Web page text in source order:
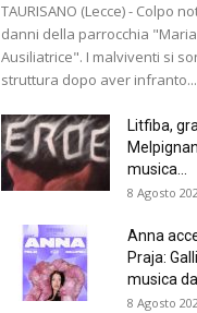
TAURISANO (Lecce) - Colpo
danni della parrocchia
Ausiliatrice". I malviventi si
struttura dopo aver infranto...
Litfiba,
musica...
8 Agosto
Anna
Praja:
musica
8 Agosto